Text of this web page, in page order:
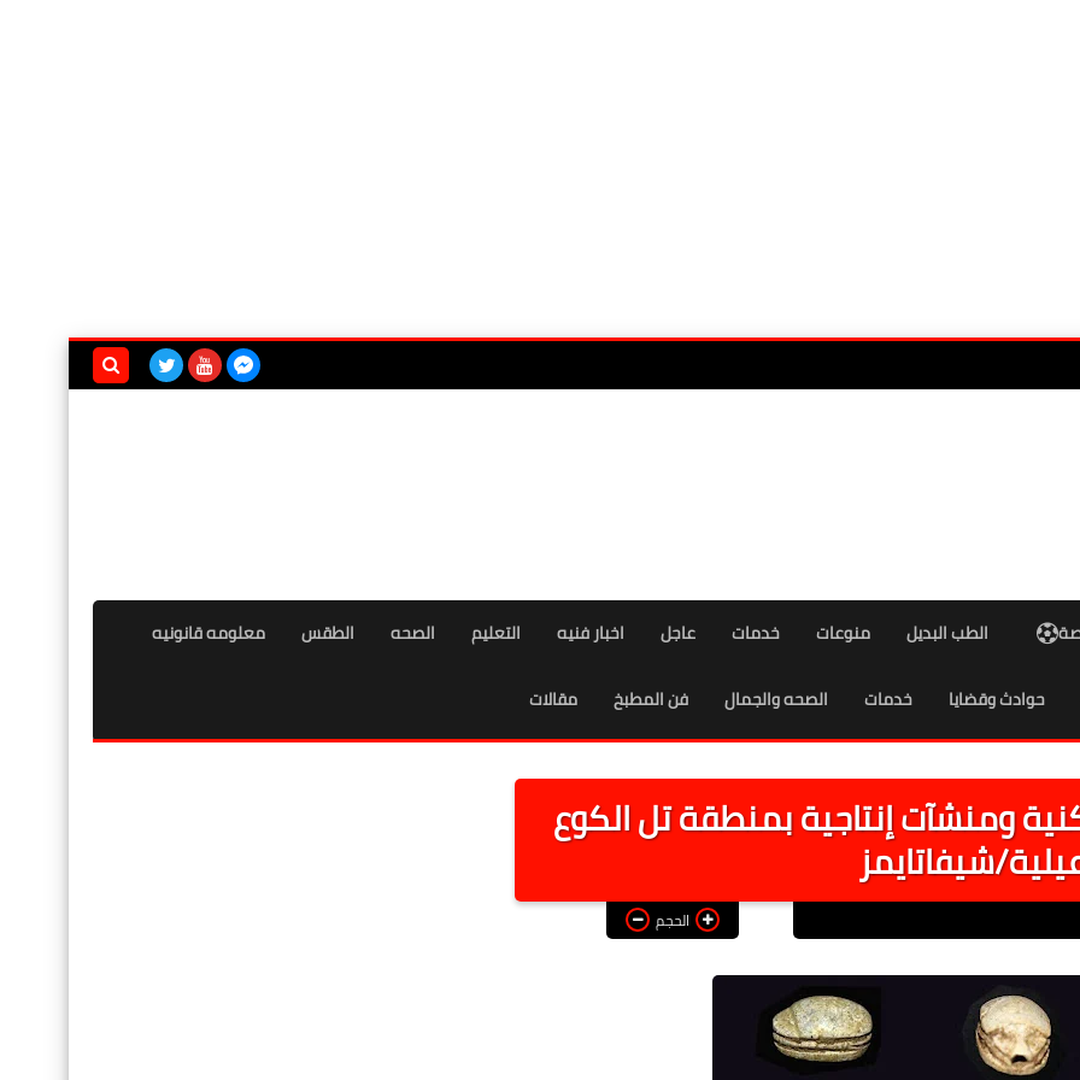
الطب البديل منوعات خدمات عاجل اخبار فنيه التعليم الصحه الطقس معلومه قانونيه
حوادث وقضايا خدمات الصحه والجمال فن المطبخ مقالات
ومنشآت إنتاجية بمنطقة تل الكوع
شيفاتايمز
الحجم